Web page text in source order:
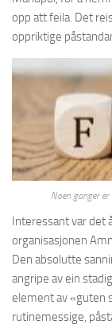
opp att feila. Det
oppriktige
Noen ganger
Interessant var det
organisasjonen
Den absolutte
angripe av ein
element av «guten
rutinemessige,